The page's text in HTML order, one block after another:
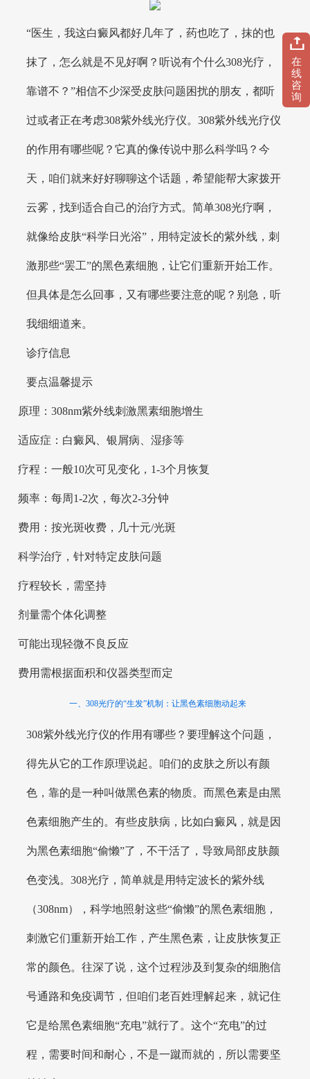
“医生，我这白癜风都好几年了，药也吃了，抹的也
抹了，怎么就是不见好啊？听说有个什么308光疗，
靠谱不？”相信不少深受皮肤问题困扰的朋友，都听
过或者正在考虑308紫外线光疗仪。308紫外线光疗仪
的作用有哪些呢？它真的像传说中那么科学吗？今
天，咱们就来好好聊聊这个话题，希望能帮大家拨开
云雾，找到适合自己的治疗方式。简单308光疗啊，
就像给皮肤“科学日光浴”，用特定波长的紫外线，刺
激那些“罢工”的黑色素细胞，让它们重新开始工作。
但具体是怎么回事，又有哪些要注意的呢？别急，听
我细细道来。
诊疗信息
要点温馨提示
原理：308nm紫外线刺激黑素细胞增生
适应症：白癜风、银屑病、湿疹等
疗程：一般10次可见变化，1-3个月恢复
频率：每周1-2次，每次2-3分钟
费用：按光斑收费，几十元/光斑
科学治疗，针对特定皮肤问题
疗程较长，需坚持
剂量需个体化调整
可能出现轻微不良反应
费用需根据面积和仪器类型而定
一、308光疗的“生发”机制：让黑色素细胞动起来
308紫外线光疗仪的作用有哪些？要理解这个问题，
得先从它的工作原理说起。咱们的皮肤之所以有颜
色，靠的是一种叫做黑色素的物质。而黑色素是由黑
色素细胞产生的。有些皮肤病，比如白癜风，就是因
为黑色素细胞“偷懒”了，不干活了，导致局部皮肤颜
色变浅。308光疗，简单就是用特定波长的紫外线
（308nm），科学地照射这些“偷懒”的黑色素细胞，
刺激它们重新开始工作，产生黑色素，让皮肤恢复正
常的颜色。往深了说，这个过程涉及到复杂的细胞信
号通路和免疫调节，但咱们老百姓理解起来，就记住
它是给黑色素细胞“充电”就行了。这个“充电”的过
程，需要时间和耐心，不是一蹴而就的，所以需要坚
在
线
咨
询